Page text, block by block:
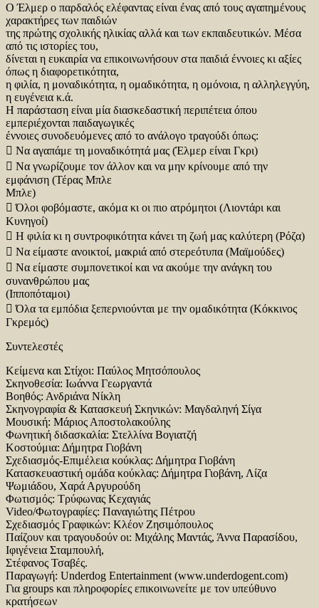
Ο Έλμερ ο παρδαλός ελέφαντας είναι ένας από τους αγαπημένους
χαρακτήρες των παιδιών
της πρώτης σχολικής ηλικίας αλλά και των εκπαιδευτικών. Μέσα
από τις ιστορίες του,
δίνεται η ευκαιρία να επικοινωνήσουν στα παιδιά έννοιες κι αξίες
όπως η διαφορετικότητα,
η φιλία, η μοναδικότητα, η ομαδικότητα, η ομόνοια, η αλληλεγγύη,
η ευγένεια κ.ά.
Η παράσταση είναι μία διασκεδαστική περιπέτεια όπου
εμπεριέχονται παιδαγωγικές
έννοιες συνοδευόμενες από το ανάλογο τραγούδι όπως:
 Να αγαπάμε τη μοναδικότητά μας (Έλμερ είναι Γκρι)
 Να γνωρίζουμε τον άλλον και να μην κρίνουμε από την
εμφάνιση (Τέρας Μπλε
Μπλε)
 Όλοι φοβόμαστε, ακόμα κι οι πιο ατρόμητοι (Λιοντάρι και
Κυνηγοί)
 Η φιλία κι η συντροφικότητα κάνει τη ζωή μας καλύτερη (Ρόζα)
 Να είμαστε ανοικτοί, μακριά από στερεότυπα (Μαϊμούδες)
 Να είμαστε συμπονετικοί και να ακούμε την ανάγκη του
συνανθρώπου μας
(Ιπποπόταμοι)
 Όλα τα εμπόδια ξεπερνιούνται με την ομαδικότητα (Κόκκινος
Γκρεμός)
Συντελεστές
Κείμενα και Στίχοι: Παύλος Μητσόπουλος
Σκηνοθεσία: Ιωάννα Γεωργαντά
Βοηθός: Ανδριάνα Νίκλη
Σκηνογραφία & Κατασκευή Σκηνικών: Μαγδαληνή Σίγα
Μουσική: Μάριος Αποστολακούλης
Φωνητική διδασκαλία: Στελλίνα Βογιατζή
Κοστούμια: Δήμητρα Γιοβάνη
Σχεδιασμός-Επιμέλεια κούκλας: Δήμητρα Γιοβάνη
Κατασκευαστική ομάδα κούκλας: Δήμητρα Γιοβάνη, Λίζα
Ψωμιάδου, Χαρά Αργυρούδη
Φωτισμός: Τρύφωνας Κεχαγιάς
Video/Φωτογραφίες: Παναγιώτης Πέτρου
Σχεδιασμός Γραφικών: Κλέον Ζησιμόπουλος
Παίζουν και τραγουδούν οι: Μιχάλης Μαντάς, Άννα Παρασίδου,
Ιφιγένεια Σταμπουλή,
Στέφανος Τσαβές.
Παραγωγή: Underdog Entertainment (www.underdogent.com)
Για groups και πληροφορίες επικοινωνείτε με τον υπεύθυνο
κρατήσεων